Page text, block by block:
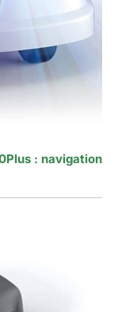
: navigation